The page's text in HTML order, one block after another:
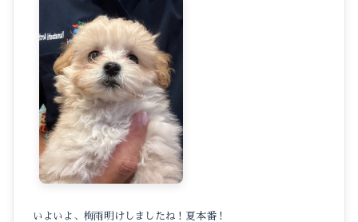
いよいよ、梅雨明けしましたね！夏本番！